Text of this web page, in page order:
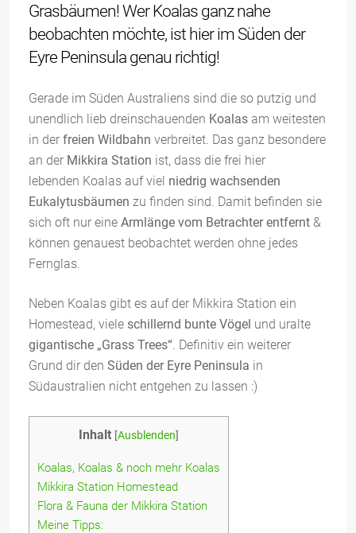
Grasbäumen! Wer Koalas ganz nahe
beobachten möchte, ist hier im Süden der
Eyre Peninsula genau richtig!
Gerade im Süden Australiens sind die so putzig und
unendlich lieb dreinschauenden Koalas am weitesten
in der freien Wildbahn verbreitet. Das ganz besondere
an der Mikkira Station ist, dass die frei hier
lebenden Koalas auf viel niedrig wachsenden
Eukalytusbäumen zu finden sind. Damit befinden sie
sich oft nur eine Armlänge vom Betrachter entfernt &
können genauest beobachtet werden ohne jedes
Fernglas.
Neben Koalas gibt es auf der Mikkira Station ein
Homestead, viele schillernd bunte Vögel und uralte
gigantische „Grass Trees“ . Definitiv ein weiterer
Grund dir den Süden der Eyre Peninsula in
Südaustralien nicht entgehen zu lassen :)
Inhalt [Ausblenden]
Koalas, Koalas & noch mehr Koalas
Mikkira Station Homestead
Flora & Fauna der Mikkira Station
Meine Tipps: